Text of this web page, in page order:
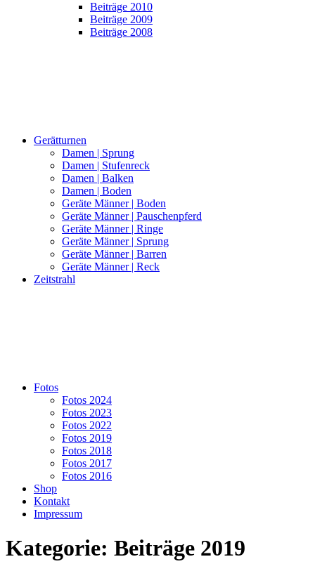
Beiträge 2010
Beiträge 2009
Beiträge 2008
Gerätturnen
Damen | Sprung
Damen | Stufenreck
Damen | Balken
Damen | Boden
Geräte Männer | Boden
Geräte Männer | Pauschenpferd
Geräte Männer | Ringe
Geräte Männer | Sprung
Geräte Männer | Barren
Geräte Männer | Reck
Zeitstrahl
Fotos
Fotos 2024
Fotos 2023
Fotos 2022
Fotos 2019
Fotos 2018
Fotos 2017
Fotos 2016
Shop
Kontakt
Impressum
Kategorie: Beiträge 2019